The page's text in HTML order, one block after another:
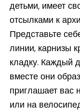
детьми, имеет
отсылками к
Представьте
линии, карнизы
кладку. Каждый
вместе они
приглашает вас
или на